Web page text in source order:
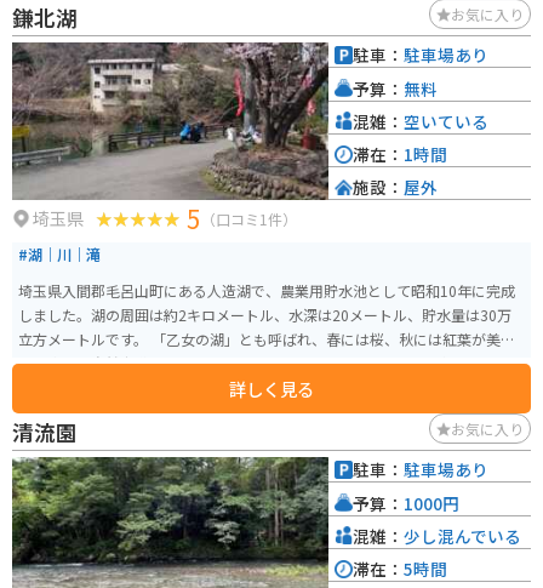
鎌北湖 お気に入り
埼玉県 5 （口コミ1件）
#湖｜川｜滝
埼玉県入間郡毛呂山町にある人造湖で、農業用貯水池として昭和10年に完成
しました。湖の周囲は約2キロメートル、水深は20メートル、貯水量は30万
立方メートルです。 「乙女の湖」とも呼ばれ、春には桜、秋には紅葉が美し
く、奥武蔵自然歩道の入り口でもあるため、多くのハイカーに人気です。ま
た、釣りを楽しむこともできます。駐車場は無料で利用でき、トイレも完備さ
れています。 自然の美しさに囲まれた鎌北湖は、釣りやハイキング、季節の
花々を楽しむのに最適な場所です。春になると湖畔の桜が咲き始めて、ピクニ
ックに来る小学生や団体旅行者などもいます。あまり桜が有名な場所ではあ
りませんが、それなりの桜が植えてあります。また混雑することもあまりな
いためゆっくりと楽しみたい人には良い場所です。
詳しく見る
駐車： 駐車場あり
予算： 無料
混雑： 空いている
滞在： 1時間
施設： 屋外
清流園 お気に入り
駐車： 駐車場あり
予算： 1000円
混雑： 少し混んでいる
滞在： 5時間